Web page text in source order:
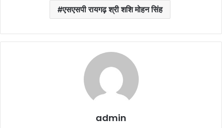
एसएसपी रायगढ़ श्री शशि मोहन सिंह
admin